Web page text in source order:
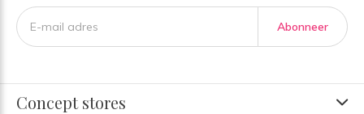
Abonneer
Concept stores